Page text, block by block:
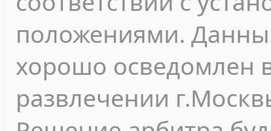
положениями.
хорошо осведомлен
развлечении